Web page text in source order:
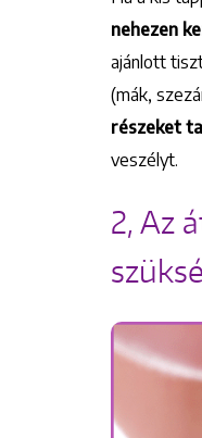
nehezen
ajánlott
(mák,
részeket
veszélyt.
2, Az